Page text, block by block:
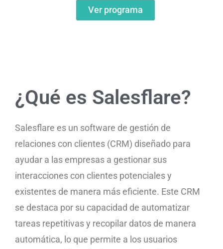
Ver programa
¿Qué es Salesflare?
Salesflare es un software de gestión de
relaciones con clientes (CRM) diseñado para
ayudar a las empresas a gestionar sus
interacciones con clientes potenciales y
existentes de manera más eficiente. Este CRM
se destaca por su capacidad de automatizar
tareas repetitivas y recopilar datos de manera
automática, lo que permite a los usuarios